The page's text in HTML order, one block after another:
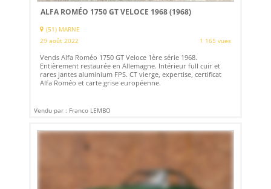
ALFA ROMÉO 1750 GT VELOCE 1968 (1968)
(51) MARNE
29 août 2022
1 165 vues
Vends Alfa Roméo 1750 GT Veloce 1ère série 1968.
Entièrement restaurée en Allemagne. Intérieur full cuir et
rares jantes aluminium FPS. CT vierge, expertise, certificat
Alfa Roméo et carte grise européenne.
Vendu par : Franco LEMBO